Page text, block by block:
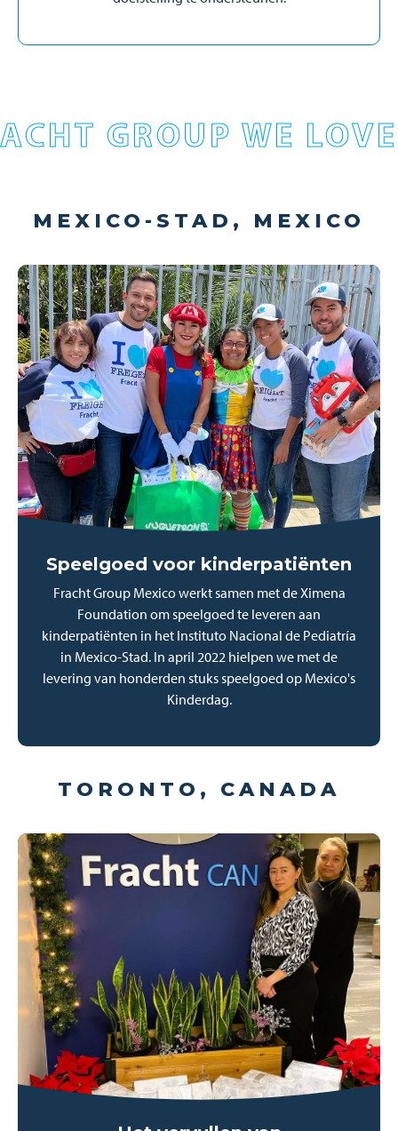
GROUP WE
MEXICO-STAD, MEXICO
Speelgoed voor kinderpatiënten
Fracht Group Mexico werkt samen met de Ximena
Foundation om speelgoed te leveren aan
kinderpatiënten in het Instituto Nacional de Pediatría
in Mexico-Stad. In april 2022 hielpen we met de
levering van honderden stuks speelgoed op Mexico's
Kinderdag.
TORONTO, CANADA